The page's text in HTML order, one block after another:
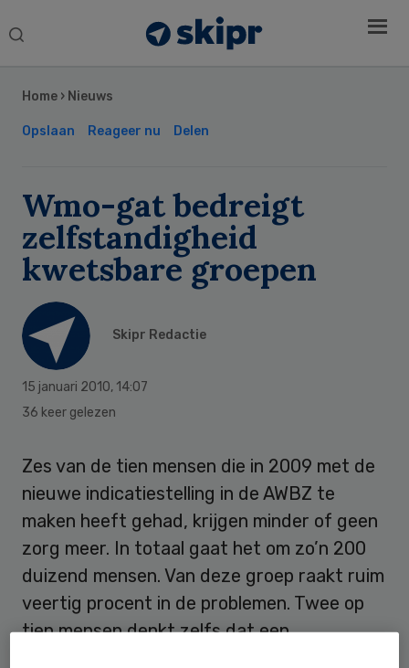
Search
Home › Nieuws
Opslaan Reageer nu Delen
Wmo-gat bedreigt
zelfstandigheid
kwetsbare groepen
Skipr Redactie
15 januari 2010, 14:07
36 keer gelezen
Zes van de tien mensen die in 2009 met de
nieuwe indicatiestelling in de AWBZ te
maken heeft gehad, krijgen minder of geen
zorg meer. In totaal gaat het om zo’n 200
duizend mensen. Van deze groep raakt ruim
veertig procent in de problemen. Twee op
tien mensen denkt zelfs dat een
Sidebar